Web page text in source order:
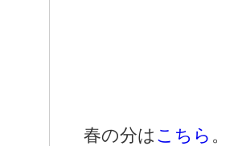
春の分は こちら 。